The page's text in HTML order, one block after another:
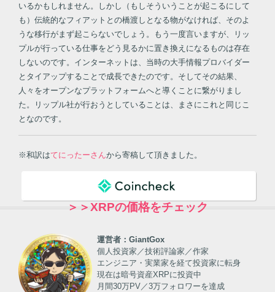
いるかもしれません。しかし（もしそういうことが起こるにして
も）伝統的なフィアットとの橋渡しとなる物がなければ、そのよ
うな移行がまず起こらないでしょう。もう一度言いますが、リッ
プルが行っている仕事をどう見るかに置き換えになるものは存在
しないのです。インターネットは、当時の大手情報プロバイダー
とタイアップすることで成長できたのです。そしてその結果、
人々をオープンなプラットフォームへと導くことに繋がりまし
た。リップル社が行おうとしていることは、まさにこれと同じこ
となのです。
※和訳はてにったーさんから寄稿して頂きました。
＞＞XRPの価格をチェック
運営者：GiantGox
個人投資家／技術評論家／作家
エンジニア・実業家を経て投資家に転身
現在は暗号資産XRPに投資中
月間30万PV／3万フォロワーを達成